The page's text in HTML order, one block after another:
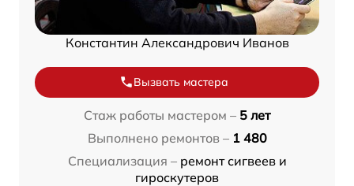
Константин Александрович Иванов
Вызвать мастера
Стаж работы мастером – 5 лет
Выполнено ремонтов – 1 480
Специализация – ремонт сигвеев и
гироскутеров